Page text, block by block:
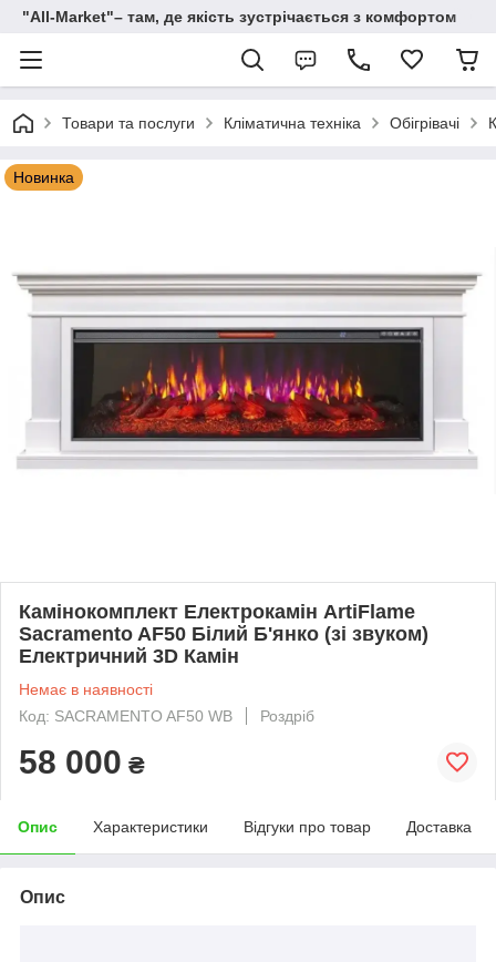
"All-Мarket"– там, де якість зустрічається з комфортом
Товари та послуги Кліматична техніка Обігрівачі
Новинка
Камінокомплект Електрокамін ArtiFlame
Sacramento AF50 Білий Б'янко (зі звуком)
Електричний 3D Камін
Немає в наявності
Код: SACRAMENTO AF50 WB
Роздріб
58 000 ₴
Опис Характеристики Відгуки про товар Доставка
Опис